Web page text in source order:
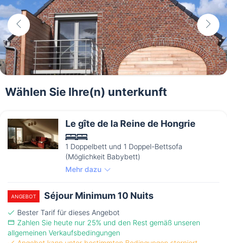
Wählen Sie Ihre(n) unterkunft
Le gîte de la Reine de Hongrie
1 Doppelbett und 1 Doppel-Bettsofa
(Möglichkeit Babybett)
Mehr dazu
ANGEBOT Séjour Minimum 10 Nuits
Bester Tarif für dieses Angebot
Zahlen Sie heute nur 25% und den Rest gemäß unseren
allgemeinen Verkaufsbedingungen